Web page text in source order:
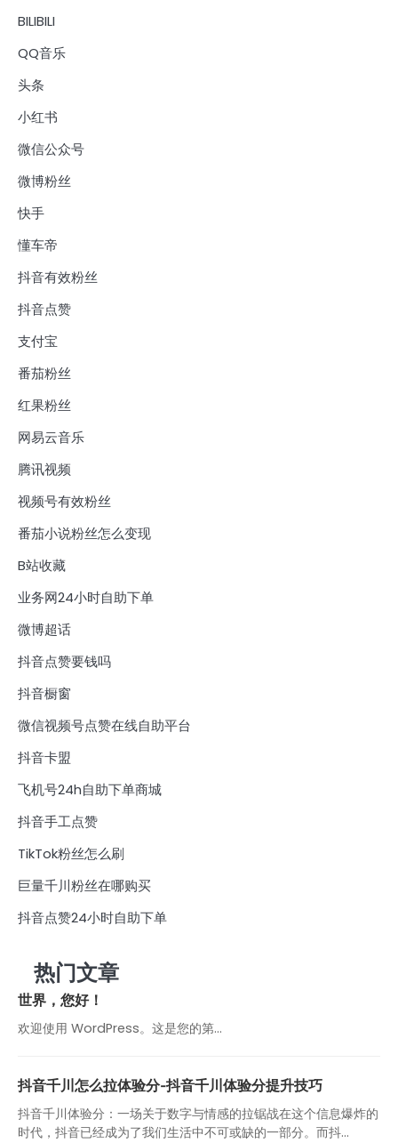
BILIBILI
QQ音乐
头条
小红书
微信公众号
微博粉丝
快手
懂车帝
抖音有效粉丝
抖音点赞
支付宝
番茄粉丝
红果粉丝
网易云音乐
腾讯视频
视频号有效粉丝
番茄小说粉丝怎么变现
B站收藏
业务网24小时自助下单
微博超话
抖音点赞要钱吗
抖音橱窗
微信视频号点赞在线自助平台
抖音卡盟
飞机号24h自助下单商城
抖音手工点赞
TikTok粉丝怎么刷
巨量千川粉丝在哪购买
抖音点赞24小时自助下单
热门文章
世界，您好！
欢迎使用 WordPress。这是您的第…
抖音千川怎么拉体验分-抖音千川体验分提升技巧
抖音千川体验分：一场关于数字与情感的拉锯战在这个信息爆炸的
时代，抖音已经成为了我们生活中不可或缺的一部分。而抖...